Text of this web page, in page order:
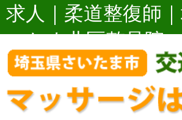
求人｜柔道整復師
いたま北区整骨院